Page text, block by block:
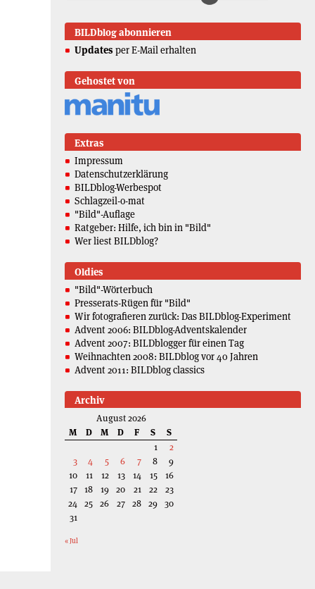
BILDblog abonnieren
Updates per E-Mail erhalten
Gehostet von
Extras
Impressum
Datenschutzerklärung
BILDblog-Werbespot
Schlagzeil-o-mat
"Bild"-Auflage
Ratgeber: Hilfe, ich bin in "Bild"
Wer liest BILDblog?
Oldies
"Bild"-Wörterbuch
Presserats-Rügen für "Bild"
Wir fotografieren zurück: Das BILDblog-Experiment
Advent 2006: BILDblog-Adventskalender
Advent 2007: BILDblogger für einen Tag
Weihnachten 2008: BILDblog vor 40 Jahren
Advent 2011: BILDblog classics
Archiv
August 2026
M
D M D F S
S
1
2
3
4 5 6 7 8
9
10
11 12 13 14 15
16
17 18 19 20 21 22
23
24 25 26 27 28 29 30
31
« Jul